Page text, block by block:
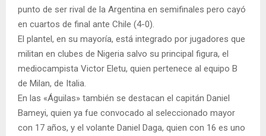
punto de ser rival de la Argentina en semifinales pero cayó
en cuartos de final ante Chile (4-0).
El plantel, en su mayoría, está integrado por jugadores que
militan en clubes de Nigeria salvo su principal figura, el
mediocampista Victor Eletu, quien pertenece al equipo B
de Milan, de Italia.
En las «Águilas» también se destacan el capitán Daniel
Bameyi, quien ya fue convocado al seleccionado mayor
con 17 años, y el volante Daniel Daga, quien con 16 es uno